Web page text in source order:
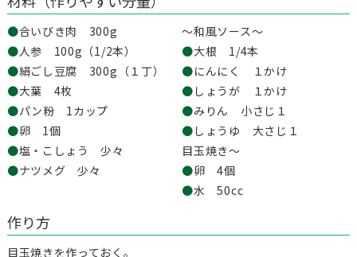
●合いびき肉 300g
●人参 100g（1/2本）
●絹ごし豆腐 300g（１丁）
●大葉 4枚
●パン粉 1カップ
●卵 1個
●塩・こしょう 少々
●ナツメグ 少々
～和風ソース～
●大根 1/4本
●にんにく １かけ
● しょうが １かけ
●みりん 小さじ１
● しょうゆ 大さじ１
目玉焼き～
●卵 4個
●水 50cc
作り方
目玉焼きを作っておく。